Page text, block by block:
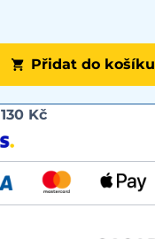
Přidat do košíku
130 Kč